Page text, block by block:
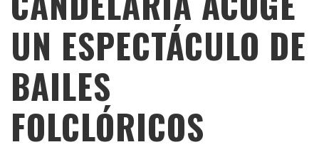
UN ESPECTÁCULO DE
BAILES
FOLCLÓRICOS